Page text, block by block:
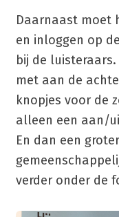
Daarnaast moet
en inloggen op
bij de
met aan de
knopjes voor de
alleen een aan/
En dan een
verder onder de